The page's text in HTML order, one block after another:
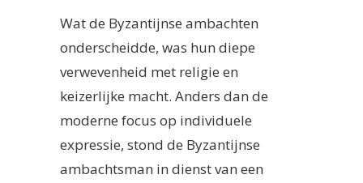
Wat de Byzantijnse ambachten
onderscheidde, was hun diepe
verwevenheid met religie en
keizerlijke macht. Anders dan de
moderne focus op individuele
expressie, stond de Byzantijnse
ambachtsman in dienst van een